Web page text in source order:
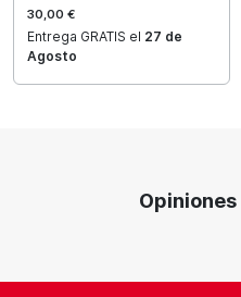
30,00 €
Entrega GRATIS el 27 de
Agosto